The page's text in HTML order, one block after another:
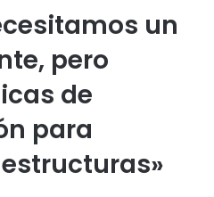
un
pero
de
para